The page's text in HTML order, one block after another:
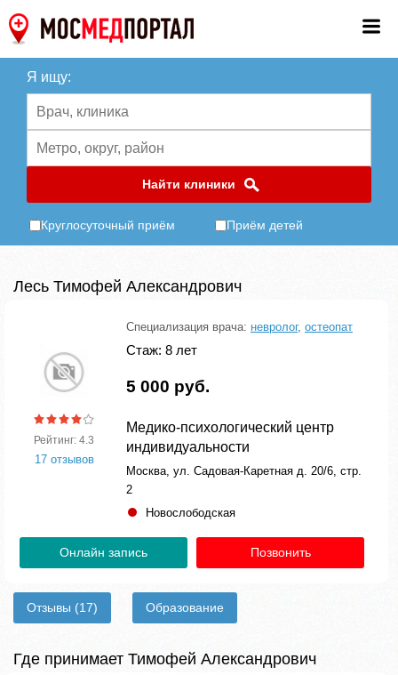
Я ищу:
Найти клиники
Круглосуточный приём Приём детей
Лесь Тимофей Александрович
Рейтинг: 4.3
17 отзывов
Специализация врача: невролог, остеопат
Стаж: 8 лет
5 000 руб.
Медико-психологический центр
индивидуальности
Москва, ул. Садовая-Каретная д. 20/6, стр.
2
Новослободская
Онлайн запись Позвонить
Отзывы (17) Образование
Где принимает Тимофей Александрович